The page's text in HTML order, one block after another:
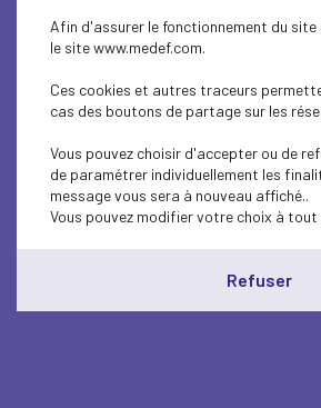
Afin d'assurer le fonctionnement du
le site www.medef.com.
Ces cookies et autres traceurs
cas des boutons de partage sur les
Vous pouvez choisir d'accepter ou de
de paramétrer individuellement les
message vous sera à nouveau affiché..
Vous pouvez modifier votre choix à tout
Refuser